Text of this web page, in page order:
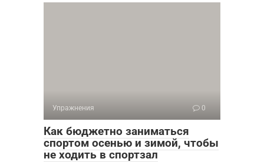
Упражнения 0
Как бюджетно заниматься
спортом осенью и зимой, чтобы
не ходить в спортзал